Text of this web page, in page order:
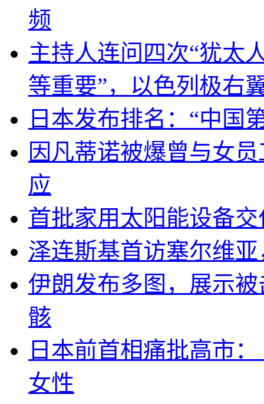
频
主持人连问四次“犹太
等重要”，以色列极右
日本发布排名：“中国
因凡蒂诺被爆曾与女
应
首批家用太阳能设备
泽连斯基首访塞尔维
伊朗发布多图，展示
骸
日本前首相痛批高市
女性